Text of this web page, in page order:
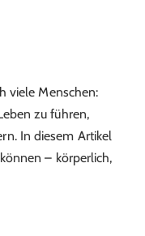
viele Menschen:
zu führen,
In diesem Artikel
– körperlich,